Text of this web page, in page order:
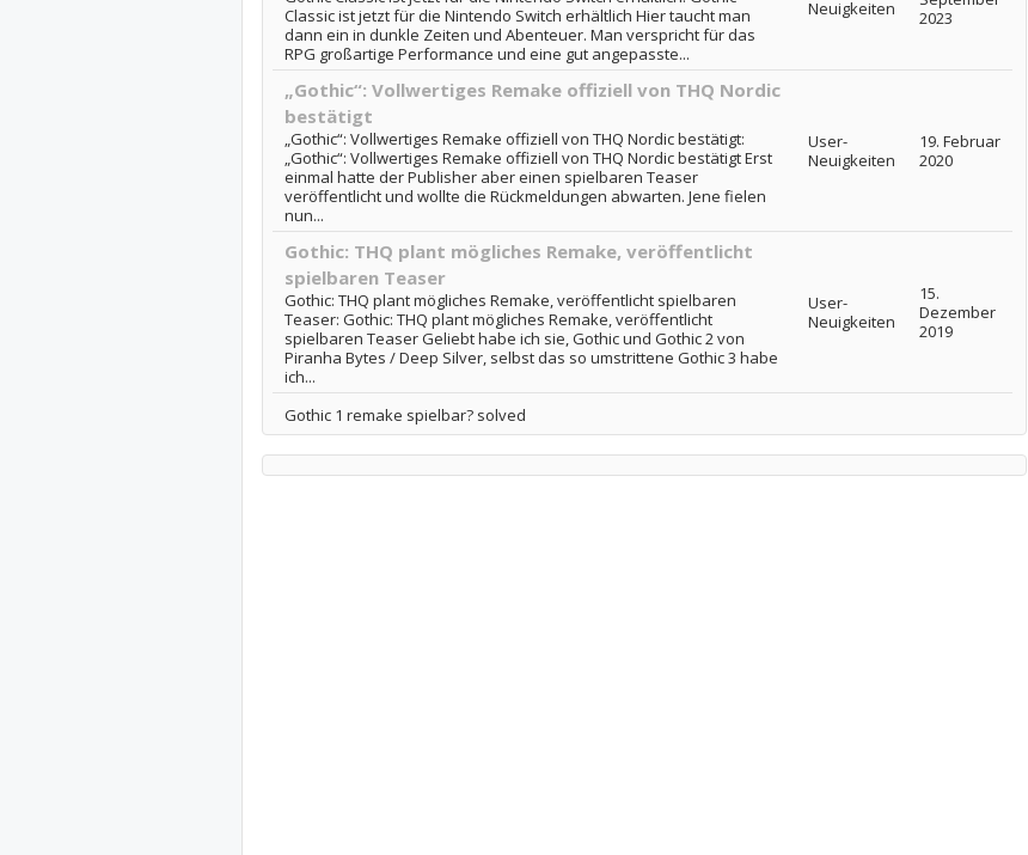
Classic ist jetzt für die Nintendo Switch erhältlich Hier taucht man
dann ein in dunkle Zeiten und Abenteuer. Man verspricht für das
RPG großartige Performance und eine gut angepasste...
Neuigkeiten
2023
„Gothic“: Vollwertiges Remake offiziell von THQ Nordic
bestätigt
„Gothic“: Vollwertiges Remake offiziell von THQ Nordic bestätigt:
„Gothic“: Vollwertiges Remake offiziell von THQ Nordic bestätigt Erst
einmal hatte der Publisher aber einen spielbaren Teaser
veröffentlicht und wollte die Rückmeldungen abwarten. Jene fielen
nun...
User-
Neuigkeiten
19. Februar
2020
Gothic: THQ plant mögliches Remake, veröffentlicht
spielbaren Teaser
Gothic: THQ plant mögliches Remake, veröffentlicht spielbaren
Teaser: Gothic: THQ plant mögliches Remake, veröffentlicht
spielbaren Teaser Geliebt habe ich sie, Gothic und Gothic 2 von
Piranha Bytes / Deep Silver, selbst das so umstrittene Gothic 3 habe
ich...
User-
Neuigkeiten
15.
Dezember
2019
Gothic 1 remake spielbar? solved